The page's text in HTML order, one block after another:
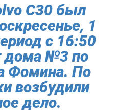
C30 был
1
с 16:50
дома №3 по
Фомина. По
возбудили
дело.